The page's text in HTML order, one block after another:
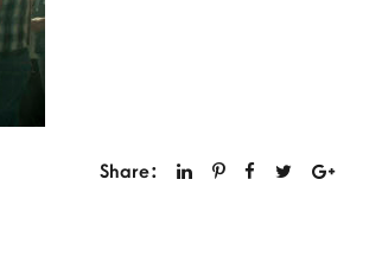
Share: